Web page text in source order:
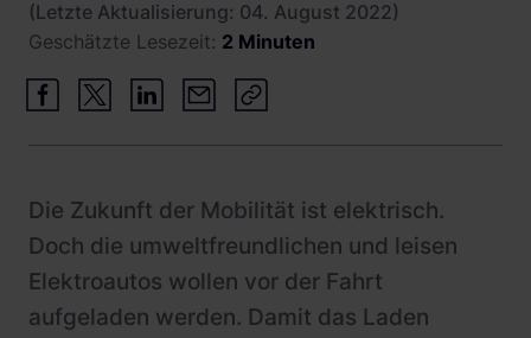
Stadtwerke und Energieversorger
Betreiber
Hotels
Fachplaner:innen
Betrieb und Monitoring
Product Updates
(Letzte Aktualisierung: 04. August 2022)
Geschätzte Lesezeit: 2 Minuten
Die Zukunft der Mobilität ist elektrisch.
Doch die umweltfreundlichen und leisen
Elektroautos wollen vor der Fahrt
aufgeladen werden. Damit das Laden